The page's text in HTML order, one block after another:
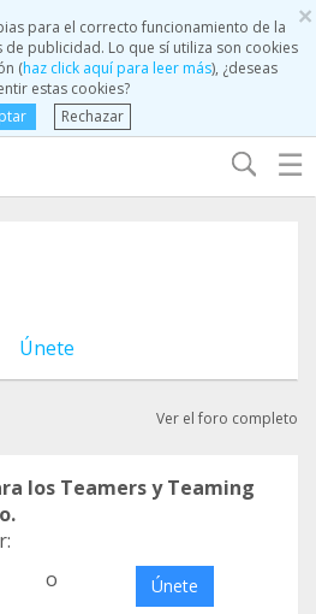
×
para el correcto funcionamiento de la
publicidad. Lo que sí utiliza son cookies
(haz click aquí para leer más), ¿deseas
estas cookies?
Rechazar
☰
Únete
Ver el foro completo
los Teamers y Teaming
o Únete